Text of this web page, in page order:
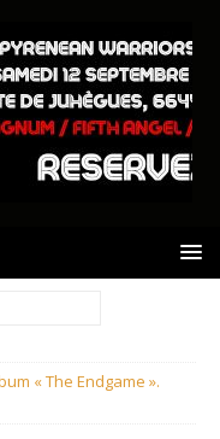
« The Endgame ».